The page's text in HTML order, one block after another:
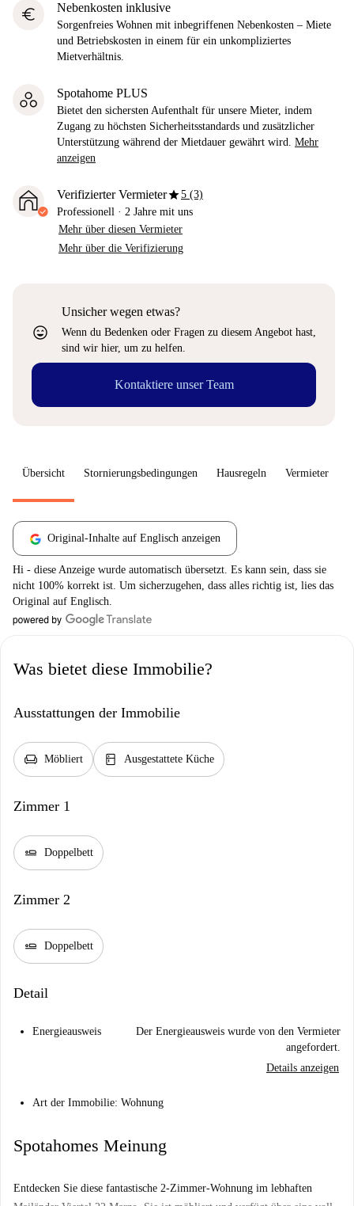
euro Nebenkosten inklusive
Sorgenfreies Wohnen mit inbegriffenen Nebenkosten – Miete
und Betriebskosten in einem für ein unkompliziertes
Mietverhältnis.
Spotahome PLUS
Bietet den sichersten Aufenthalt für unsere Mieter, indem
Zugang zu höchsten Sicherheitsstandards und zusätzlicher
Unterstützung während der Mietdauer gewährt wird. Mehr
anzeigen
Verifizierter Vermieterstar5 (3)
Professionell · 2 Jahre mit uns
Mehr über diesen Vermieter
Mehr über die Verifizierung
sentiment_very_satisfied
Unsicher wegen etwas?
Wenn du Bedenken oder Fragen zu diesem Angebot hast,
sind wir hier, um zu helfen.
Kontaktiere unser Team
Übersicht Stornierungsbedingungen Hausregeln Vermieter
Original-Inhalte auf Englisch anzeigen
Hi - diese Anzeige wurde automatisch übersetzt. Es kann sein, dass sie
nicht 100% korrekt ist. Um sicherzugehen, dass alles richtig ist, lies das
Original auf Englisch.
Was bietet diese Immobilie?
Ausstattungen der Immobilie
chair Möbliert kitchen Ausgestattete Küche
Zimmer 1
airline_seat_flat Doppelbett
Zimmer 2
airline_seat_flat Doppelbett
Detail
Energieausweis
Der Energieausweis wurde von den Vermieter
angefordert.
Details anzeigen
Art der Immobilie: Wohnung
Spotahomes Meinung
Entdecken Sie diese fantastische 2-Zimmer-Wohnung im lebhaften